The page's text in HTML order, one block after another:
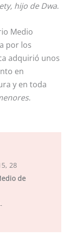
hijo de Dwa.
Medio
por los
adquirió unos
en
y en toda
.
28
de